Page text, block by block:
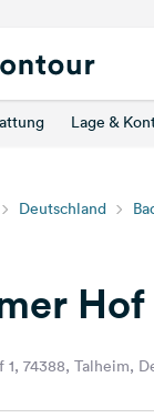
Lage &
Deutschland
Hof
1, 74388, Talheim,